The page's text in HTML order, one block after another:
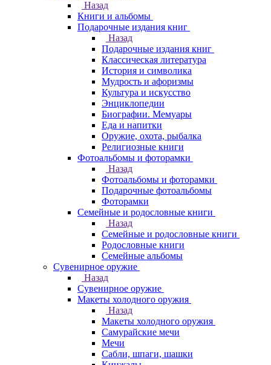
Назад
Книги и альбомы
Подарочные издания книг
Назад
Подарочные издания книг
Классическая литература
История и символика
Мудрость и афоризмы
Культура и искусство
Энциклопедии
Биографии. Мемуары
Еда и напитки
Оружие, охота, рыбалка
Религиозные книги
Фотоальбомы и фоторамки
Назад
Фотоальбомы и фоторамки
Подарочные фотоальбомы
Фоторамки
Семейные и родословные книги
Назад
Семейные и родословные книги
Родословные книги
Семейные альбомы
Сувенирное оружие
Назад
Сувенирное оружие
Макеты холодного оружия
Назад
Макеты холодного оружия
Самурайские мечи
Мечи
Сабли, шпаги, шашки